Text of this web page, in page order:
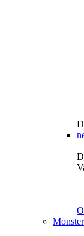
Monster